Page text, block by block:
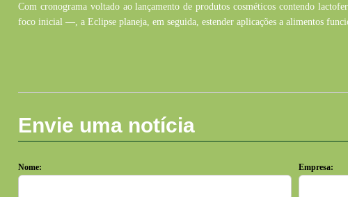
Com cronograma voltado ao lançamento de produtos cosméticos contendo
foco inicial —, a Eclipse planeja, em seguida, estender aplicações a alimentos
Envie uma notícia
Nome: Empresa: